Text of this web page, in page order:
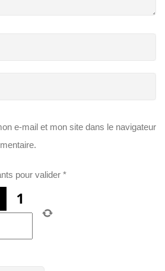
e-mail et mon site dans le navigateur
pour valider *